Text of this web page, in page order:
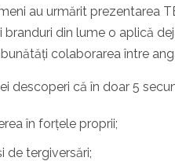
au urmărit prezentarea
branduri din lume o aplică
colaborarea între
descoperi că în doar 5
în forțele proprii;
de tergiversări;